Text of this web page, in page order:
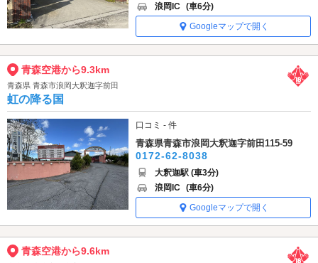
浪岡IC (車6分)
Googleマップで開く
青森空港から9.3km
青森県 青森市浪岡大釈迦字前田
虹の降る国
口コミ - 件
青森県青森市浪岡大釈迦字前田115-59
0172-62-8038
大釈迦駅 (車3分)
浪岡IC (車6分)
Googleマップで開く
青森空港から9.6km